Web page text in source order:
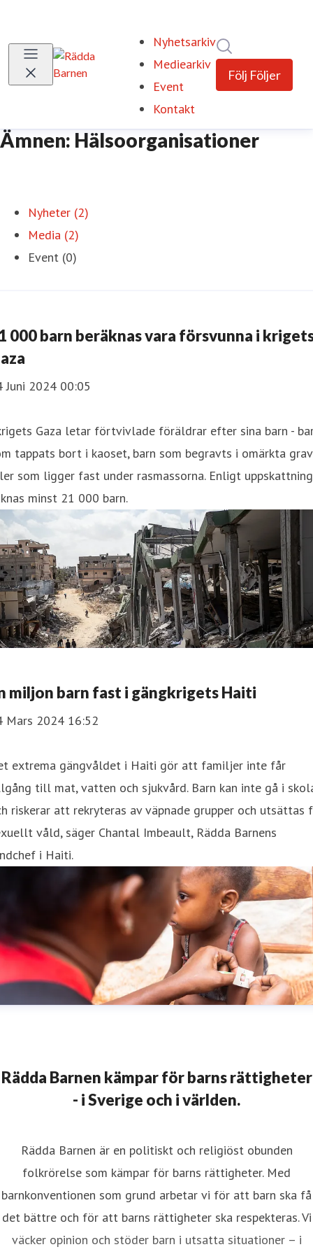
Nyhetsarkiv
Mediearkiv
Event
Kontakt
Följ Följer
Ämnen: Hälsoorganisationer
Nyheter (2)
Media (2)
Event (0)
000 barn beräknas vara försvunna i
Juni 2024 00:05
Gaza letar förtvivlade föräldrar efter sina barn -
tappats bort i kaoset, barn som begravts i omärkta
som ligger fast under rasmassorna. Enligt
minst 21 000 barn.
miljon barn fast i gängkrigets Haiti
Mars 2024 16:52
extrema gängvåldet i Haiti gör att familjer inte får
till mat, vatten och sjukvård. Barn kan inte gå i
riskerar att rekryteras av väpnade grupper och utsättas
våld, säger Chantal Imbeault, Rädda Barnens
i Haiti.
Rädda Barnen kämpar för barns rättigheter
- i Sverige och i världen.
Rädda Barnen är en politiskt och religiöst obunden
folkrörelse som kämpar för barns rättigheter. Med
barnkonventionen som grund arbetar vi för att barn ska få
det bättre och för att barns rättigheter ska respekteras. Vi
väcker opinion och stöder barn i utsatta situationer – i